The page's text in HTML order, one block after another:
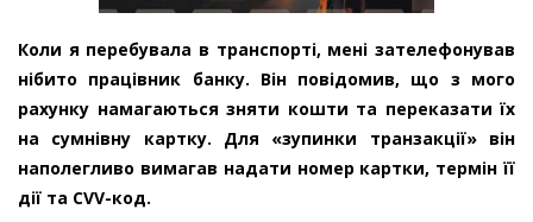
Коли я перебувала в транспорті, мені зателефонував
нібито працівник банку. Він повідомив, що з мого
рахунку намагаються зняти кошти та переказати їх
на сумнівну картку. Для «зупинки транзакції» він
наполегливо вимагав надати номер картки, термін її
дії та CVV-код.